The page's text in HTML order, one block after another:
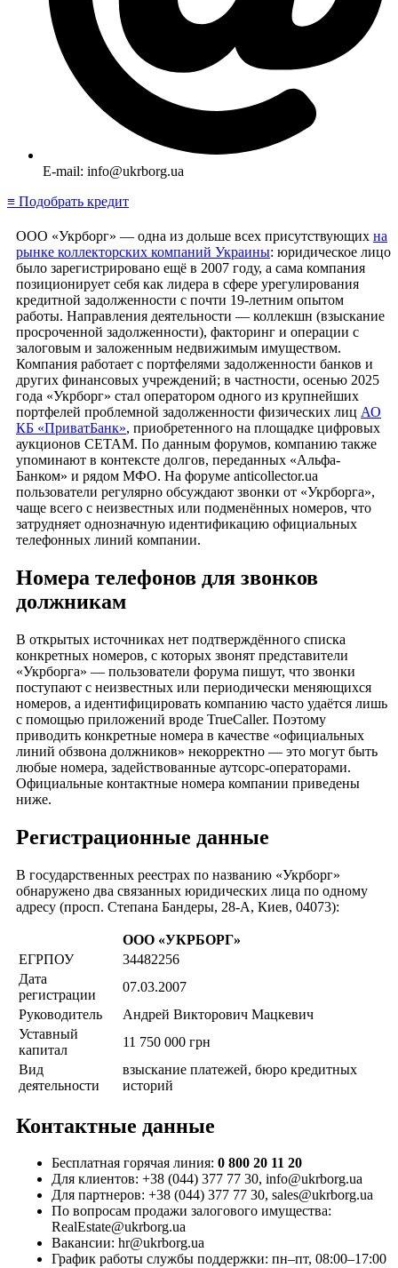
E-mail: info@ukrborg.ua
≡ Подобрать кредит
ООО «Укрборг» — одна из дольше всех присутствующих на
рынке коллекторских компаний Украины: юридическое лицо
было зарегистрировано ещё в 2007 году, а сама компания
позиционирует себя как лидера в сфере урегулирования
кредитной задолженности с почти 19-летним опытом
работы. Направления деятельности — коллекшн (взыскание
просроченной задолженности), факторинг и операции с
залоговым и заложенным недвижимым имуществом.
Компания работает с портфелями задолженности банков и
других финансовых учреждений; в частности, осенью 2025
года «Укрборг» стал оператором одного из крупнейших
портфелей проблемной задолженности физических лиц АО
КБ «ПриватБанк», приобретенного на площадке цифровых
аукционов СЕТАМ. По данным форумов, компанию также
упоминают в контексте долгов, переданных «Альфа-
Банком» и рядом МФО. На форуме anticollector.ua
пользователи регулярно обсуждают звонки от «Укрборга»,
чаще всего с неизвестных или подменённых номеров, что
затрудняет однозначную идентификацию официальных
телефонных линий компании.
Номера телефонов для звонков
должникам
В открытых источниках нет подтверждённого списка
конкретных номеров, с которых звонят представители
«Укрборга» — пользователи форума пишут, что звонки
поступают с неизвестных или периодически меняющихся
номеров, а идентифицировать компанию часто удаётся лишь
с помощью приложений вроде TrueCaller. Поэтому
приводить конкретные номера в качестве «официальных
линий обзвона должников» некорректно — это могут быть
любые номера, задействованные аутсорс-операторами.
Официальные контактные номера компании приведены
ниже.
Регистрационные данные
В государственных реестрах по названию «Укрборг»
обнаружено два связанных юридических лица по одному
адресу (просп. Степана Бандеры, 28-А, Киев, 04073):
ООО «УКРБОРГ»
ЕГРПОУ
34482256
Дата
регистрации
07.03.2007
Руководитель
Андрей Викторович Мацкевич
Уставный
капитал
11 750 000 грн
Вид
деятельности
взыскание платежей, бюро кредитных
историй
Контактные данные
Бесплатная горячая линия: 0 800 20 11 20
Для клиентов: +38 (044) 377 77 30, info@ukrborg.ua
Для партнеров: +38 (044) 377 77 30, sales@ukrborg.ua
По вопросам продажи залогового имущества:
RealEstate@ukrborg.ua
Вакансии: hr@ukrborg.ua
График работы службы поддержки: пн–пт, 08:00–17:00